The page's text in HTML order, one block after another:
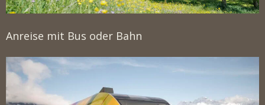
Anreise mit Bus oder Bahn